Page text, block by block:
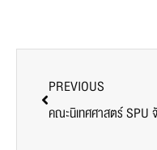
PREVIOUS